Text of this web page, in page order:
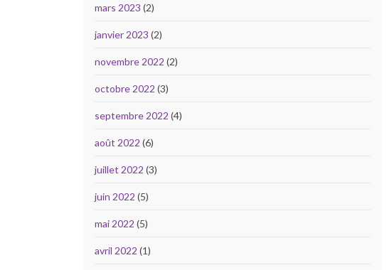
mars 2023 (2)
janvier 2023 (2)
novembre 2022 (2)
octobre 2022 (3)
septembre 2022 (4)
août 2022 (6)
juillet 2022 (3)
juin 2022 (5)
mai 2022 (5)
avril 2022 (1)